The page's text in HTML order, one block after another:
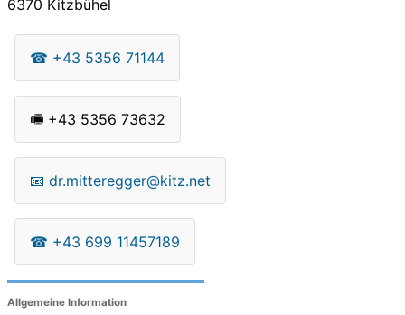
6370 Kitzbühel
☎ +43 5356 71144
🖷 +43 5356 73632
📧 dr.mitteregger@kitz.net
☎ +43 699 11457189
Allgemeine Information